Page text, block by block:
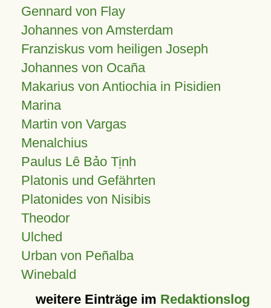
Gennard von Flay
Johannes von Amsterdam
Franziskus vom heiligen Joseph
Johannes von Ocaña
Makarius von Antiochia in Pisidien
Marina
Martin von Vargas
Menalchius
Paulus Lê Bảo Tịnh
Platonis und Gefährten
Platonides von Nisibis
Theodor
Ulched
Urban von Peñalba
Winebald
weitere Einträge im Redaktionslog